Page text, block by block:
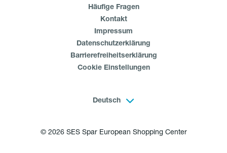
Häufige Fragen
Kontakt
Impressum
Datenschutzerklärung
Barrierefreiheitserklärung
Cookie Einstellungen
Deutsch
© 2026 SES Spar European Shopping Center